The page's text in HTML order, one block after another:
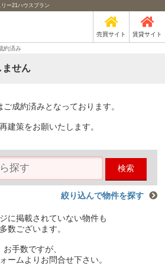
ー21ハウスプラン
売買サイト 賃貸サイト
約済み
ません
成約済みとなっております。
建策をお願いたします。
検索
絞り込んで物件を探す
に掲載されていない物件も
多数ございます。
お手数ですが、
ームよりお問合せ下さい。